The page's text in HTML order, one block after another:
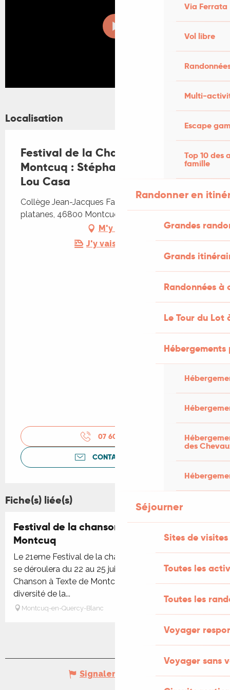
Via Ferrata
Vol libre
Multi-
Escape
Top 10 des
famille
Randonner en
Grandes
Grands
Randonnées
Le Tour du Lot
des
Séjourner
Sites de visites
Toutes les
Toutes les
Voyager
Voyager sans
Localisation
Festival de la Chanson à Texte de
Montcuq : Stéphane Balmino et
Lou Casa
Collège Jean-Jacques Faurie, 17 allée des
platanes, 46800 Montcuq-en-Quercy-Blanc
M'y rendre
J'y vais en train !
07 60 09 21
CONTACTEZ-NOUS
Fiche(s) liée(s)
Festival de la chanson à texte de
Montcuq
Le 21eme Festival de la chanson à texte de Montcuq
se déroulera du 22 au 25 juillet 2026. Le Festival
Chanson à Texte de Montcuq célèbre la richesse et la
diversité de la...
Montcuq-en-Quercy-Blanc
Réservable
Signaler une erreur